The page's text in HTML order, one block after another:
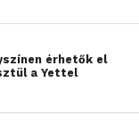
érhetők el
a Yettel